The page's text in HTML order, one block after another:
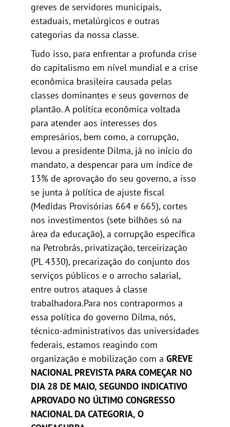
greves de servidores municipais,
estaduais, metalúrgicos e outras
categorias da nossa classe.
Tudo isso, para enfrentar a profunda crise
do capitalismo em nível mundial e a crise
econômica brasileira causada pelas
classes dominantes e seus governos de
plantão. A política econômica voltada
para atender aos interesses dos
empresários, bem como, a corrupção,
levou a presidente Dilma, já no início do
mandato, a despencar para um índice de
13% de aprovação do seu governo, a isso
se junta à política de ajuste fiscal
(Medidas Provisórias 664 e 665), cortes
nos investimentos (sete bilhões só na
área da educação), a corrupção específica
na Petrobrás, privatização, terceirização
(PL 4330), precarização do conjunto dos
serviços públicos e o arrocho salarial,
entre outros ataques à classe
trabalhadora.Para nos contrapormos a
essa política do governo Dilma, nós,
técnico-administrativos das universidades
federais, estamos reagindo com
organização e mobilização com a GREVE
NACIONAL PREVISTA PARA COMEÇAR NO
DIA 28 DE MAIO, SEGUNDO INDICATIVO
APROVADO NO ÚLTIMO CONGRESSO
NACIONAL DA CATEGORIA, O